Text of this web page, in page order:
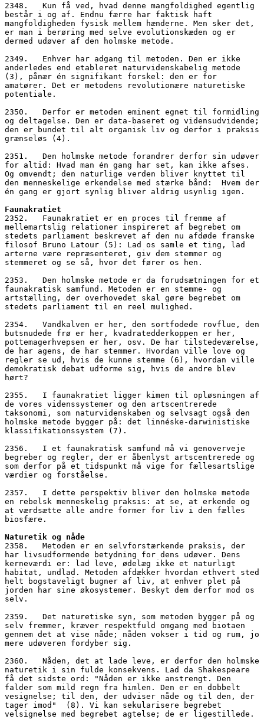
2348.   Kun få ved, hvad denne mangfoldighed egentlig
består i og af. Endnu færre har faktisk haft
mangfoldigheden fysisk mellem hænderne. Men sker det,
er man i berøring med selve evolutionskæden og er
dermed udøver af den holmske metode.
2349.   Enhver har adgang til metoden. Den er ikke
anderledes end etableret naturvidenskabelig metode
(3), pånær én signifikant forskel: den er for
amatører. Det er metodens revolutionære naturetiske
potentiale.
2350.   Derfor er metoden eminent egnet til formidling
og deltagelse. Den er data-baseret og vidensudvidende;
den er bundet til alt organisk liv og derfor i praksis
grænseløs (4).
2351.   Den holmske metode forandrer derfor sin udøver
for altid: Hvad man én gang har set, kan ikke afses.
Og omvendt; den naturlige verden bliver knyttet til
den menneskelige erkendelse med stærke bånd:  Hvem der
én gang er gjort synlig bliver aldrig usynlig igen.
Faunakratiet
2352.   Faunakratiet er en proces til fremme af
mellemartslig relationer inspireret af begrebet om
stedets parliament beskrevet af den nu afdøde franske
filosof Bruno Latour (5): Lad os samle et ting, lad
arterne være repræsenteret, giv dem stemmer og
stemmeret og se så, hvor det fører os hen.
2353.   Den holmske metode er da forudsætningen for et
faunakratisk samfund. Metoden er en stemme- og
artstælling, der overhovedet skal gøre begrebet om
stedets parliament til en reel mulighed.
2354.   Vandkalven er her, den sortfodede rovflue, den
butsnudede frø er her, kvadratedderkoppen er her,
pottemagerhvepsen er her, osv. De har tilstedeværelse,
de har agens, de har stemmer. Hvordan ville love og
regler se ud, hvis de kunne stemme (6), hvordan ville
demokratisk debat udforme sig, hvis de andre blev
hørt?
2355.   I faunakratiet ligger kimen til opløsningen af
de vores videnssystemer og den artscentrerede
taksonomi, som naturvidenskaben og selvsagt også den
holmske metode bygger på: det linnéske-darwinistiske
klassifikationssystem (7).
2356.   I et faunakratisk samfund må vi genoverveje
begreber og regler, der er åbenlyst artscentrerede og
som derfor på et tidspunkt må vige for fællesartslige
værdier og forståelse.
2357.   I dette perspektiv bliver den holmske metode
en rebelsk menneskelig praksis: at se, at erkende og
at værdsætte alle andre former for liv i den fælles
biosfære.
Naturetik og nåde
2358.   Metoden er en selvforstærkende praksis, der
har livsudformende betydning for dens udøver. Dens
kerneværdi er: lad leve, ødelæg ikke et naturligt
habitat, undlad. Metoden afdækker hvordan ethvert sted
helt bogstaveligt bugner af liv, at enhver plet på
jorden har sine økosystemer. Beskyt dem derfor mod os
selv.
2359.   Det naturetiske syn, som metoden bygger på og
selv fremmer, kræver respektfuld omgang med biotaen
gennem det at vise nåde; nåden vokser i tid og rum, jo
mere udøveren fordyber sig.
2360.   Nåden, det at lade leve, er derfor den holmske
naturetik i sin fulde konsekvens. Lad da Shakespeare
få det sidste ord: "Nåden er ikke anstrengt. Den
falder som mild regn fra himlen. Den er en dobbelt
vesignelse; til den, der udviser nåde og til den, der
tager imod"  (8). Vi kan sekularisere begrebet
velsignelse med begrebet agtelse; de er ligestillede.